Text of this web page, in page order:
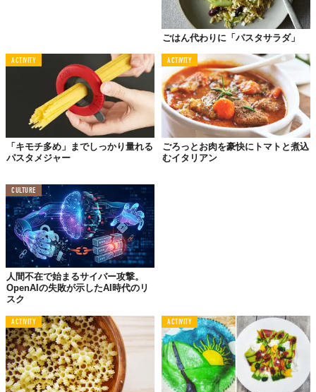
©Makuake
Top image: ©
Makuake
TABI LABO
この世界は、もっと広いはずだ。
ごはん代わりに「パスタサラダ」
ACTIVITY
「キモチ多め」までしっかり量れる
パスタメジャー
ACTIVITY
ごろっとお肉を豪快にトマトと煮込
むイタリアン
CULTURE
人間不在で始まるサイバー攻撃。
OpenAIの失敗が示したAI時代のリ
スク
ACTIVITY ACTIVITY